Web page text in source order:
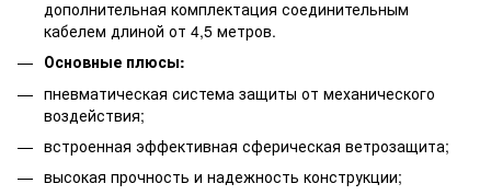
дополнительная комплектация соединительным
кабелем длиной от 4,5 метров.
Основные плюсы:
пневматическая система защиты от механического
воздействия;
встроенная эффективная сферическая ветрозащита;
высокая прочность и надежность конструкции;